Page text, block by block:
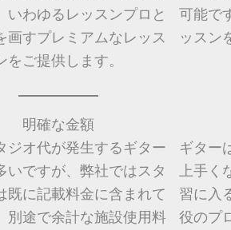
いわゆるレッスンプロと
画すプレミアムなレッス
をご提供します。
可能で
ッスン
明確な金額
ジオ代が発生するギター
いですが、弊社ではスタ
既に記載料金に含まれて
別途で余計な施設使用料
ギター
上手
習に入
役のプ